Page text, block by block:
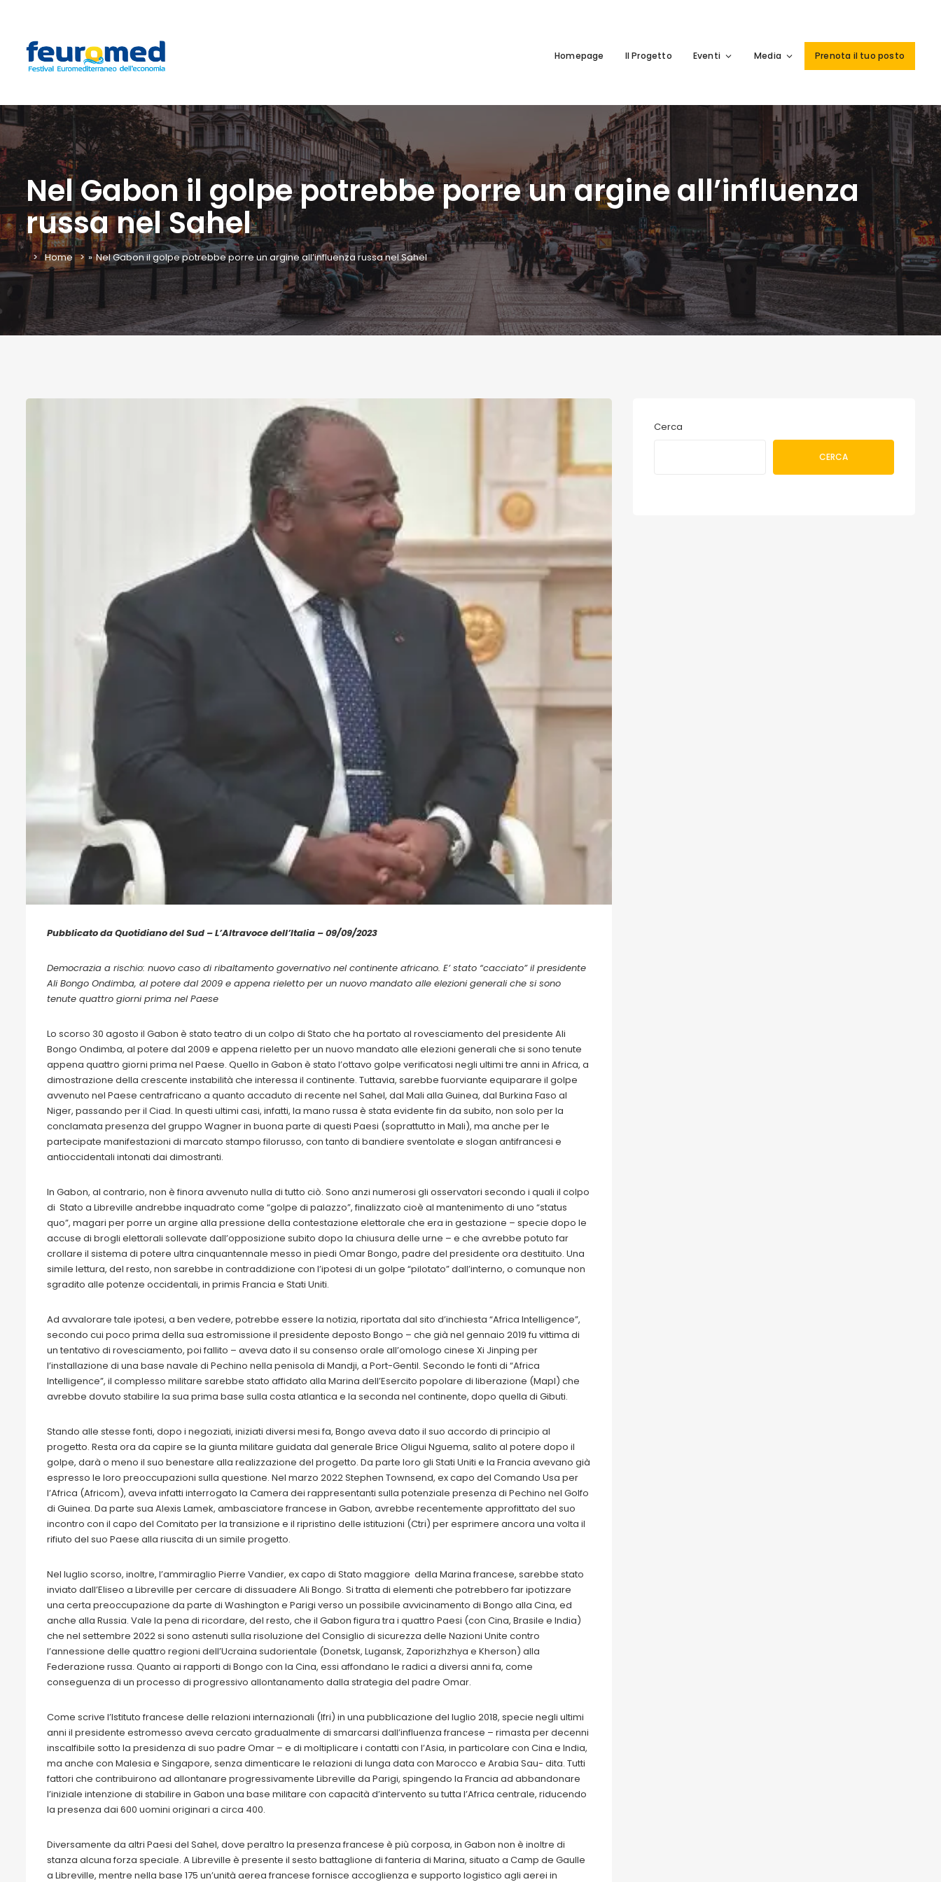
Homepage Il Progetto Eventi Media Prenota il tuo posto
Nel Gabon il golpe potrebbe porre un argine all’influenza
russa nel Sahel
Home » Nel Gabon il golpe potrebbe porre un argine all’influenza russa nel Sahel
Pubblicato da Quotidiano del Sud – L’Altravoce dell’Italia – 09/09/2023
Democrazia a rischio: nuovo caso di ribaltamento governativo nel continente africano. E’ stato “cacciato” il presidente
Ali Bongo Ondimba, al potere dal 2009 e appena rieletto per un nuovo mandato alle elezioni generali che si sono
tenute quattro giorni prima nel Paese
Lo scorso 30 agosto il Gabon è stato teatro di un colpo di Stato che ha portato al rovesciamento del presidente Ali
Bongo Ondimba, al potere dal 2009 e appena rieletto per un nuovo mandato alle elezioni generali che si sono tenute
appena quattro giorni prima nel Paese. Quello in Gabon è stato l’ottavo golpe verificatosi negli ultimi tre anni in Africa, a
dimostrazione della crescente instabilità che interessa il continente. Tuttavia, sarebbe fuorviante equiparare il golpe
avvenuto nel Paese centrafricano a quanto accaduto di recente nel Sahel, dal Mali alla Guinea, dal Burkina Faso al
Niger, passando per il Ciad. In questi ultimi casi, infatti, la mano russa è stata evidente fin da subito, non solo per la
conclamata presenza del gruppo Wagner in buona parte di questi Paesi (soprattutto in Mali), ma anche per le
partecipate manifestazioni di marcato stampo filorusso, con tanto di bandiere sventolate e slogan antifrancesi e
antioccidentali intonati dai dimostranti.
In Gabon, al contrario, non è finora avvenuto nulla di tutto ciò. Sono anzi numerosi gli osservatori secondo i quali il colpo
di Stato a Libreville andrebbe inquadrato come “golpe di palazzo”, finalizzato cioè al mantenimento di uno “status
quo”, magari per porre un argine alla pressione della contestazione elettorale che era in gestazione – specie dopo le
accuse di brogli elettorali sollevate dall’opposizione subito dopo la chiusura delle urne – e che avrebbe potuto far
crollare il sistema di potere ultra cinquantennale messo in piedi Omar Bongo, padre del presidente ora destituito. Una
simile lettura, del resto, non sarebbe in contraddizione con l’ipotesi di un golpe “pilotato” dall’interno, o comunque non
sgradito alle potenze occidentali, in primis Francia e Stati Uniti.
Ad avvalorare tale ipotesi, a ben vedere, potrebbe essere la notizia, riportata dal sito d’inchiesta “Africa Intelligence”,
secondo cui poco prima della sua estromissione il presidente deposto Bongo – che già nel gennaio 2019 fu vittima di
un tentativo di rovesciamento, poi fallito – aveva dato il su consenso orale all’omologo cinese Xi Jinping per
l’installazione di una base navale di Pechino nella penisola di Mandji, a Port-Gentil. Secondo le fonti di “Africa
Intelligence”, il complesso militare sarebbe stato affidato alla Marina dell’Esercito popolare di liberazione (Mapl) che
avrebbe dovuto stabilire la sua prima base sulla costa atlantica e la seconda nel continente, dopo quella di Gibuti.
Stando alle stesse fonti, dopo i negoziati, iniziati diversi mesi fa, Bongo aveva dato il suo accordo di principio al
progetto. Resta ora da capire se la giunta militare guidata dal generale Brice Oligui Nguema, salito al potere dopo il
golpe, darà o meno il suo benestare alla realizzazione del progetto. Da parte loro gli Stati Uniti e la Francia avevano già
espresso le loro preoccupazioni sulla questione. Nel marzo 2022 Stephen Townsend, ex capo del Comando Usa per
l’Africa (Africom), aveva infatti interrogato la Camera dei rappresentanti sulla potenziale presenza di Pechino nel Golfo
di Guinea. Da parte sua Alexis Lamek, ambasciatore francese in Gabon, avrebbe recentemente approfittato del suo
incontro con il capo del Comitato per la transizione e il ripristino delle istituzioni (Ctri) per esprimere ancora una volta il
rifiuto del suo Paese alla riuscita di un simile progetto.
Nel luglio scorso, inoltre, l’ammiraglio Pierre Vandier, ex capo di Stato maggiore della Marina francese, sarebbe stato
inviato dall’Eliseo a Libreville per cercare di dissuadere Ali Bongo. Si tratta di elementi che potrebbero far ipotizzare
una certa preoccupazione da parte di Washington e Parigi verso un possibile avvicinamento di Bongo alla Cina, ed
anche alla Russia. Vale la pena di ricordare, del resto, che il Gabon figura tra i quattro Paesi (con Cina, Brasile e India)
che nel settembre 2022 si sono astenuti sulla risoluzione del Consiglio di sicurezza delle Nazioni Unite contro
l’annessione delle quattro regioni dell’Ucraina sudorientale (Donetsk, Lugansk, Zaporizhzhya e Kherson) alla
Federazione russa. Quanto ai rapporti di Bongo con la Cina, essi affondano le radici a diversi anni fa, come
conseguenza di un processo di progressivo allontanamento dalla strategia del padre Omar.
Come scrive l’Istituto francese delle relazioni internazionali (Ifri) in una pubblicazione del luglio 2018, specie negli ultimi
anni il presidente estromesso aveva cercato gradualmente di smarcarsi dall’influenza francese – rimasta per decenni
inscalfibile sotto la presidenza di suo padre Omar – e di moltiplicare i contatti con l’Asia, in particolare con Cina e India,
ma anche con Malesia e Singapore, senza dimenticare le relazioni di lunga data con Marocco e Arabia Sau- dita. Tutti
fattori che contribuirono ad allontanare progressivamente Libreville da Parigi, spingendo la Francia ad abbandonare
l’iniziale intenzione di stabilire in Gabon una base militare con capacità d’intervento su tutta l’Africa centrale, riducendo
la presenza dai 600 uomini originari a circa 400.
Diversamente da altri Paesi del Sahel, dove peraltro la presenza francese è più corposa, in Gabon non è inoltre di
stanza alcuna forza speciale. A Libreville è presente il sesto battaglione di fanteria di Marina, situato a Camp de Gaulle
a Libreville, mentre nella base 175 un’unità aerea francese fornisce accoglienza e supporto logistico agli aerei in
Cerca
CERCA